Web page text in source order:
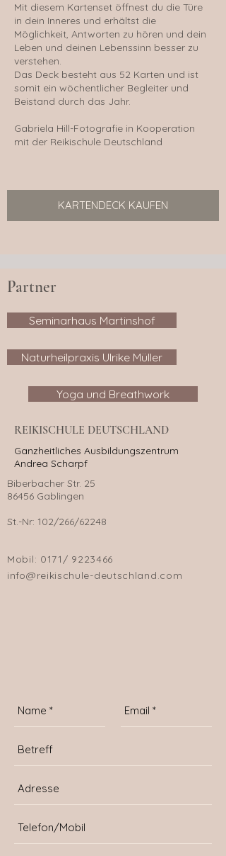
Mit diesem Kartenset öffnest du die Türe
in dein Inneres und erhältst die
Möglichkeit, Antworten zu hören und dein
Leben und deinen Lebenssinn besser zu
verstehen.
Das Deck besteht aus 52 Karten und ist
somit ein wöchentlicher Begleiter und
Beistand durch das Jahr.
Gabriela Hill-Fotografie in Kooperation
mit der Reikischule Deutschland
KARTENDECK KAUFEN
Partner
Seminarhaus Martinshof
Naturheilpraxis Ulrike Müller
Yoga und Breathwork
REIKISCHULE DEUTSCHLAND
Ganzheitliches Ausbildungszentrum
Andrea Scharpf
Biberbacher Str. 25
86456 Gablingen
St.-Nr: 102/266/62248
Mobil: 0171/ 9223466
info@reikischule-deutschland.com